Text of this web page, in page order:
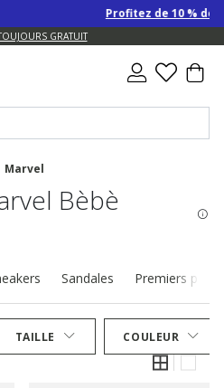
Profitez de 10 % de
GRATUIT
Marvel
Bèbè
Sandales Premiers pas
TAILLE
COULEUR